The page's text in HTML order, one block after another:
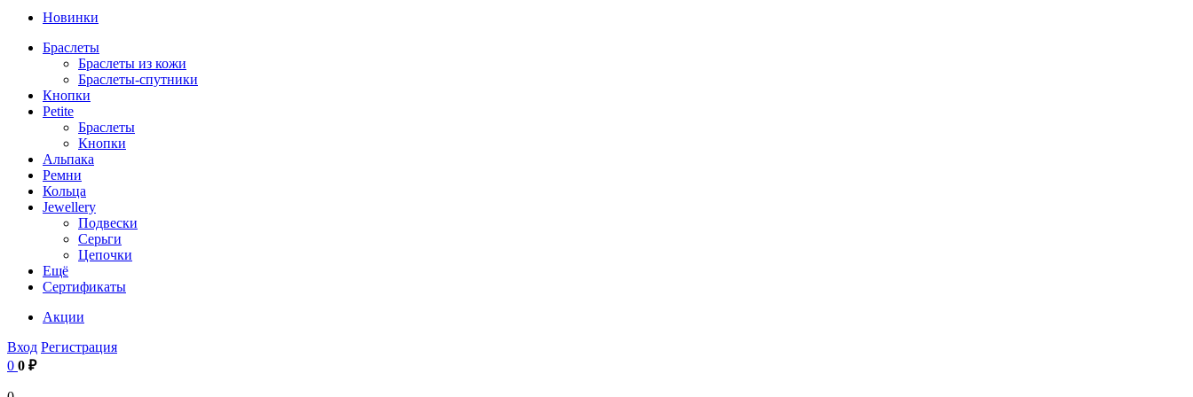
Новинки
Браслеты
Браслеты из кожи
Браслеты-спутники
Кнопки
Petite
Браслеты
Кнопки
Альпака
Ремни
Кольца
Jewellery
Подвески
Серьги
Цепочки
Ещё
Сертификаты
Акции
Вход Регистрация
0 0 ₽